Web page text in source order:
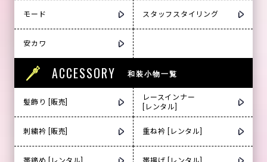
モード スタッフスタイリング
安カワ
ACCESSORY 和装小物一覧
髪飾り [販売]
レースインナー
[レンタル]
刺繍衿 [販売] 重ね衿 [レンタル]